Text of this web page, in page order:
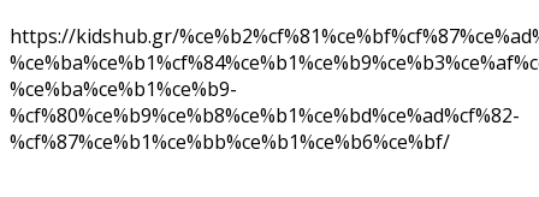
https://kidshub.gr/
%ce%ba%ce%b1%ce%b9-
%cf%80%ce%b9%ce%b8%ce%b1%ce%bd%ce%ad%cf%82-
%cf%87%ce%b1%ce%bb%ce%b1%ce%b6%ce%bf/